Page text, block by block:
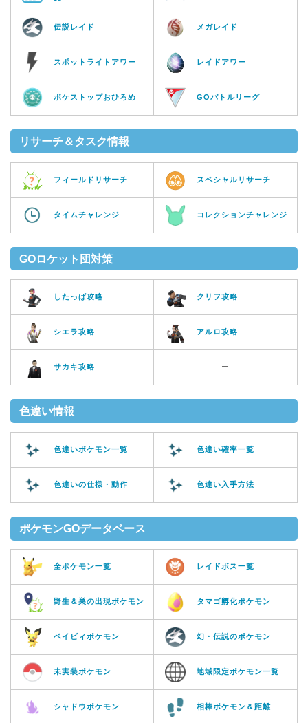
伝説レイド メガレイド
スポットライトアワー レイドアワー
ポケストップおひろめ GOバトルリーグ
リサーチ＆タスク情報
フィールドリサーチ スペシャルリサーチ
タイムチャレンジ コレクションチャレンジ
GOロケット団対策
したっぱ攻略 クリフ攻略
シエラ攻略 アルロ攻略
サカキ攻略 ー
色違い情報
色違いポケモン一覧 色違い確率一覧
色違いの仕様・動作 色違い入手方法
ポケモンGOデータベース
全ポケモン一覧 レイドボス一覧
野生＆巣の出現ポケモン タマゴ孵化ポケモン
ベイビィポケモン 幻・伝説のポケモン
未実装ポケモン 地域限定ポケモン一覧
シャドウポケモン 相棒ポケモン＆距離